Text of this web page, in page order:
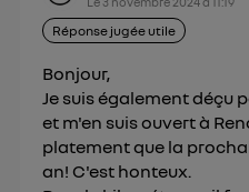
Réponse jugée utile
Bonjour,
Je suis également déçu
et m'en suis ouvert à
platement que la
an! C'est honteux.
Pour uneconnexion mobile
uniquement sur la
Vous pouvez à
consentement sur
") ou via la page «
Pour plus
Politique